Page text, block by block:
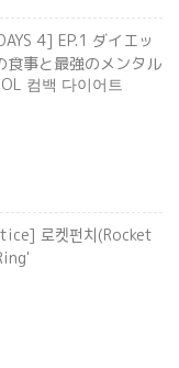
4] EP.1 ダイエッ
事と最強のメンタル
컴백 다이어트
로켓펀치(Rocket